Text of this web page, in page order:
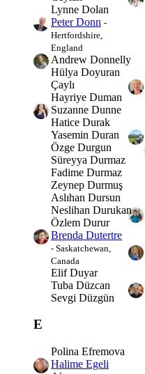
Lynne Dolan
Peter Donn -
Hertfordshire,
England
Andrew Donnelly
Hülya Doyuran
Çaylı
Hayriye Duman
Suzanne Dunne
Hatice Durak
Yasemin Duran
Özge Durgun
Süreyya Durmaz
Fadime Durmaz
Zeynep Durmuş
Aslıhan Dursun
Neslihan Durukan
Özlem Durur
Brenda Dutertre
- Saskatchewan,
Canada
Elif Duyar
Tuba Düzcan
Sevgi Düzgün
E
Polina Efremova
Halime Egeli